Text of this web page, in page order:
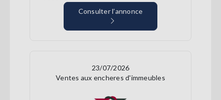
Consulter l’annonce
23/07/2026
Ventes aux encheres d'immeubles